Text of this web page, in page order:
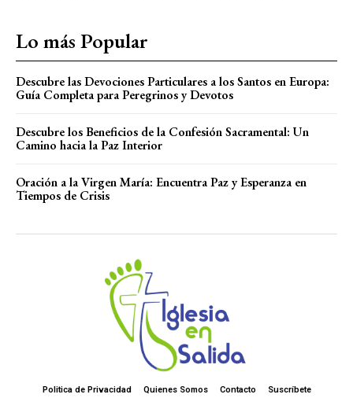
Lo más Popular
Descubre las Devociones Particulares a los Santos en Europa:
Guía Completa para Peregrinos y Devotos
Descubre los Beneficios de la Confesión Sacramental: Un
Camino hacia la Paz Interior
Oración a la Virgen María: Encuentra Paz y Esperanza en
Tiempos de Crisis
Politica de Privacidad Quienes Somos Contacto Suscríbete